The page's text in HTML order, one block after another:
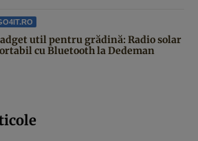
util pentru grădină: Radio solar
cu Bluetooth la Dedeman